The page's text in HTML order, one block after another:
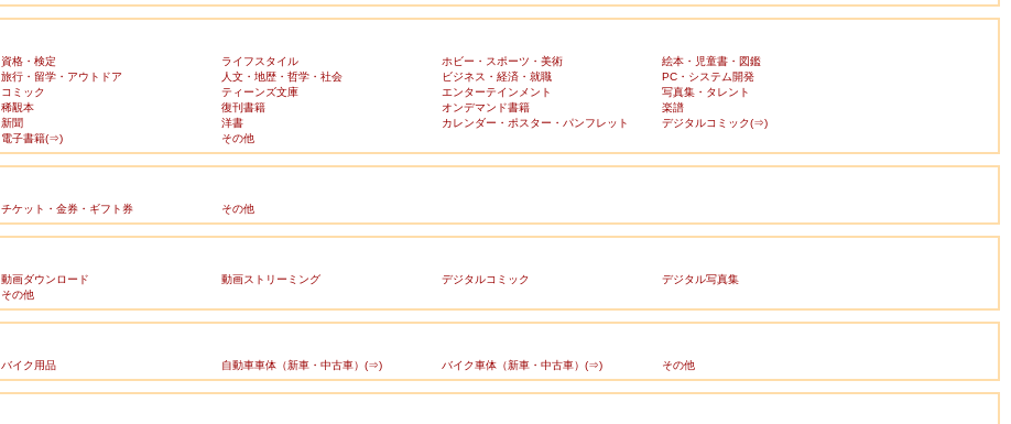
資格・検定 ライフスタイル ホビー・スポーツ・美術
絵本・児童書・図鑑
旅行・留学・アウトドア 人文・地歴・哲学・社会 ビジネス・経済・就職
PC・システム開発
コミック ティーンズ文庫 エンターテインメント
写真集・タレント
稀覯本 復刊書籍 オンデマンド書籍
楽譜
新聞 洋書 カレンダー・ポスター・パンフレット
デジタルコミック(⇒)
電子書籍(⇒) その他
チケット・金券・ギフト券 その他
動画ダウンロード 動画ストリーミング デジタルコミック
デジタル写真集
その他
バイク用品 自動車車体（新車・中古車）(⇒) バイク車体（新車・中古車）(⇒) その他